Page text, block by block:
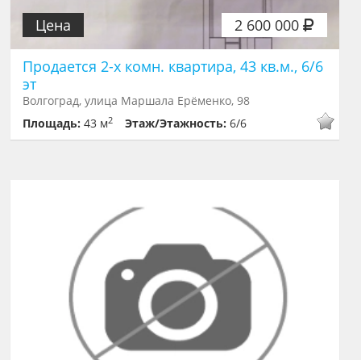
2 600 000
Цена
Продается 2-х комн. квартира, 43 кв.м., 6/6
эт
Волгоград, улица Маршала Ерёменко, 98
Площадь:43 м2 Этаж/Этажность:6/6